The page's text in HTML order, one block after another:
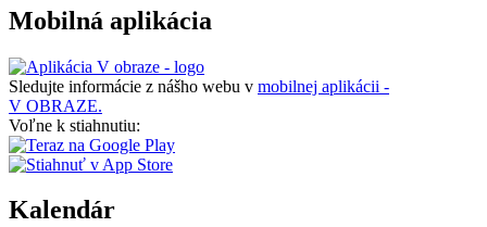
Mobilná aplikácia
Sledujte informácie z nášho webu v mobilnej aplikácii -
V OBRAZE.
Voľne k stiahnutiu:
Kalendár